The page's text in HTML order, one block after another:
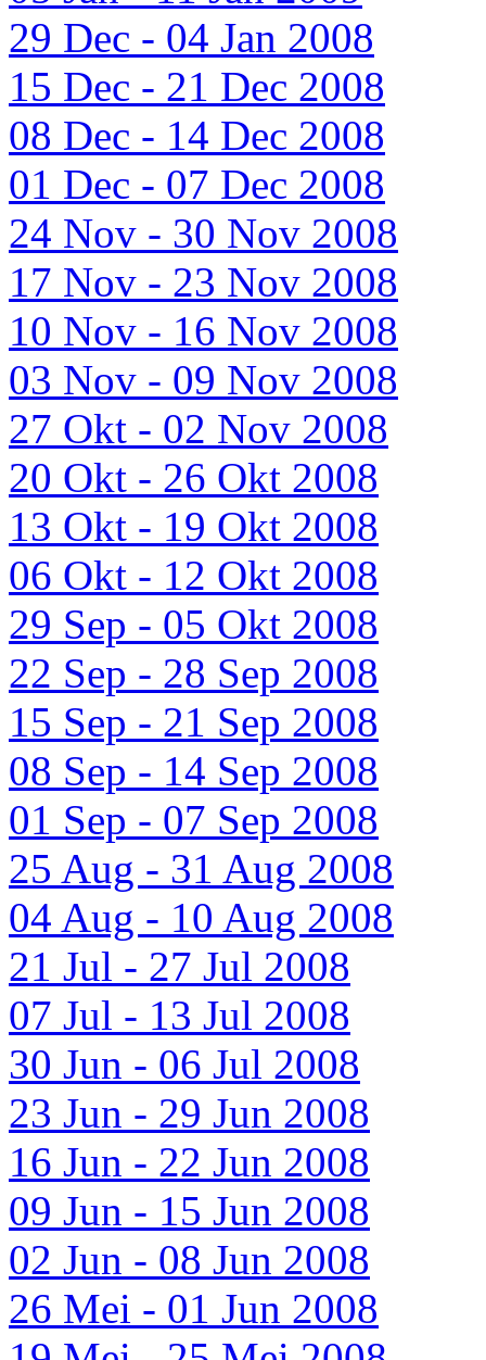
29 Dec - 04 Jan 2008
15 Dec - 21 Dec 2008
08 Dec - 14 Dec 2008
01 Dec - 07 Dec 2008
24 Nov - 30 Nov 2008
17 Nov - 23 Nov 2008
10 Nov - 16 Nov 2008
03 Nov - 09 Nov 2008
27 Okt - 02 Nov 2008
20 Okt - 26 Okt 2008
13 Okt - 19 Okt 2008
06 Okt - 12 Okt 2008
29 Sep - 05 Okt 2008
22 Sep - 28 Sep 2008
15 Sep - 21 Sep 2008
08 Sep - 14 Sep 2008
01 Sep - 07 Sep 2008
25 Aug - 31 Aug 2008
04 Aug - 10 Aug 2008
21 Jul - 27 Jul 2008
07 Jul - 13 Jul 2008
30 Jun - 06 Jul 2008
23 Jun - 29 Jun 2008
16 Jun - 22 Jun 2008
09 Jun - 15 Jun 2008
02 Jun - 08 Jun 2008
26 Mei - 01 Jun 2008